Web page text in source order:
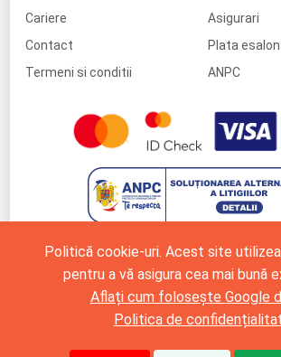
Politică cookie-uri. Acest site
pentru a vă asigura cea mai bună
Aflați cum folosește Google
Politica de
Cariere
Contact
Termeni si conditii
Asigurari
Plata
ANPC